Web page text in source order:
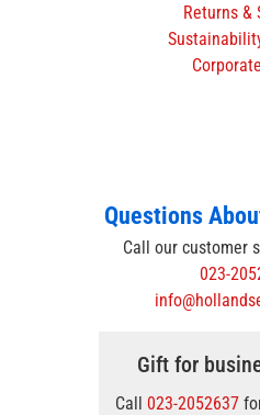
Returns &
Questions
Call our customer
023-
Gift for
Call 023-2052637